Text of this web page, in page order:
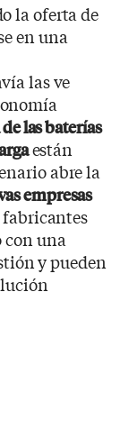
la oferta de
en una
las ve
las baterías
están
abre la
empresas
fabricantes
una
y pueden